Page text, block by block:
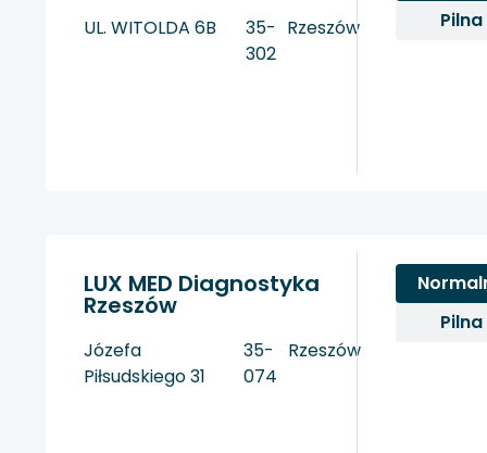
UL. WITOLDA 6B
35-
302
Rzeszów
Pilna
LUX MED Diagnostyka
Rzeszów
Józefa
Piłsudskiego 31
35-
074
Rzeszów
Pilna